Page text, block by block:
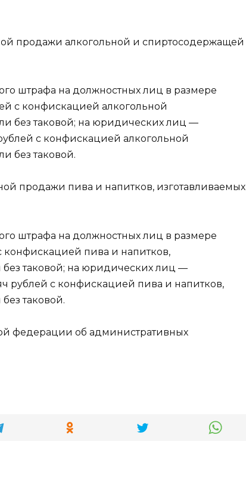
продажи алкогольной и спиртосодержащей
штрафа на должностных лиц в размере
с конфискацией алкогольной
без таковой; на юридических лиц —
с конфискацией алкогольной
без таковой.
продажи пива и напитков, изготавливаемых
штрафа на должностных лиц в размере
конфискацией пива и напитков,
без таковой; на юридических лиц —
рублей с конфискацией пива и напитков,
таковой.
федерации об административных